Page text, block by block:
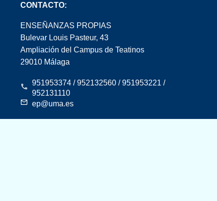
CONTACTO:
ENSEÑANZAS PROPIAS
Bulevar Louis Pasteur, 43
Ampliación del Campus de Teatinos
29010 Málaga
951953374 / 952132560 / 951953221 /
952131110
ep@uma.es